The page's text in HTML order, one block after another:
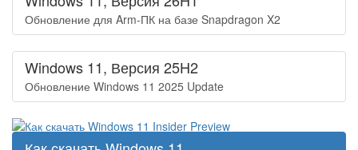
Обновление для Arm-ПК на базе Snapdragon X2
Windows 11, Версия 25H2
Обновление Windows 11 2025 Update